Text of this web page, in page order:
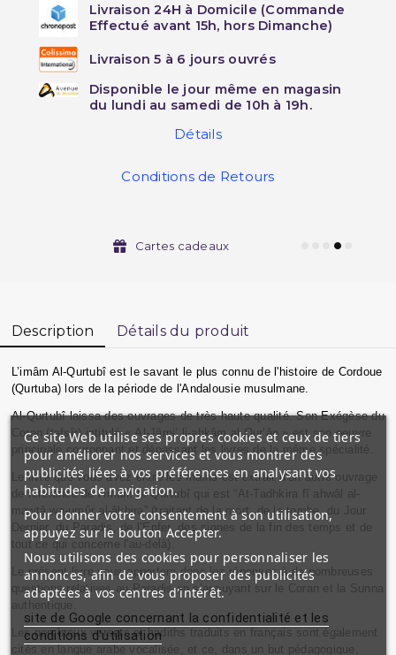
Livraison 24H à Domicile (Commande
Effectué avant 15h, hors Dimanche)
Livraison 5 à 6 jours ouvrés
Disponible le jour même en magasin
du lundi au samedi de 10h à 19h.
Détails
Conditions de Retours
Cartes cadeaux
Description Détails du produit
L’imâm Al-Qurtubî est le savant le plus connu de l'histoire de Cordoue
(Qurtuba) lors de la période de l'Andalousie musulmane.
Al-Qurtubî laissa des ouvrages de très haute qualité. Son Exégèse du
Coran (tafsîr) intitulé « Al-Jâmi‘ li-ahkâm al-Qur’ân » est son oeuvre
principale couronnant et dépassant les livres de la même spécialité.
Le livre que vous avez entre les mains est extrait d’un autre ouvrage
de référence de l’imâm Al-Qurtubî qui est “At-Tadhkira fî ahwâl al-
mawtâ wa-umûr al-âkhira” (traitant de la mort, de la tombe, du Jour
Dernier, du Paradis, de l’Enfer, des signes de la fin des temps et de
tout ce qui concerne l'au-delà).
Le présent livre vous apportera donc les réponses à de nombreuses
questions relatives au Paradis en s’appuyant sur le Coran et la Sunna
authentique.
Les nombreux versets et hadiths traduits en français sont également
cités en langue arabe vocalisée, et ce, dans un but pédagogique.
Ce site Web utilise ses propres cookies et ceux de tiers
pour améliorer nos services et vous montrer des
publicités liées à vos préférences en analysant vos
habitudes de navigation.
Pour donner votre consentement à son utilisation,
appuyez sur le bouton Accepter.
Nous utilisons des cookies pour personnaliser les
annonces, afin de vous proposer des publicités
adaptées à vos centres d'intérêt.
site de Google concernant la confidentialité et les
conditions d'utilisation